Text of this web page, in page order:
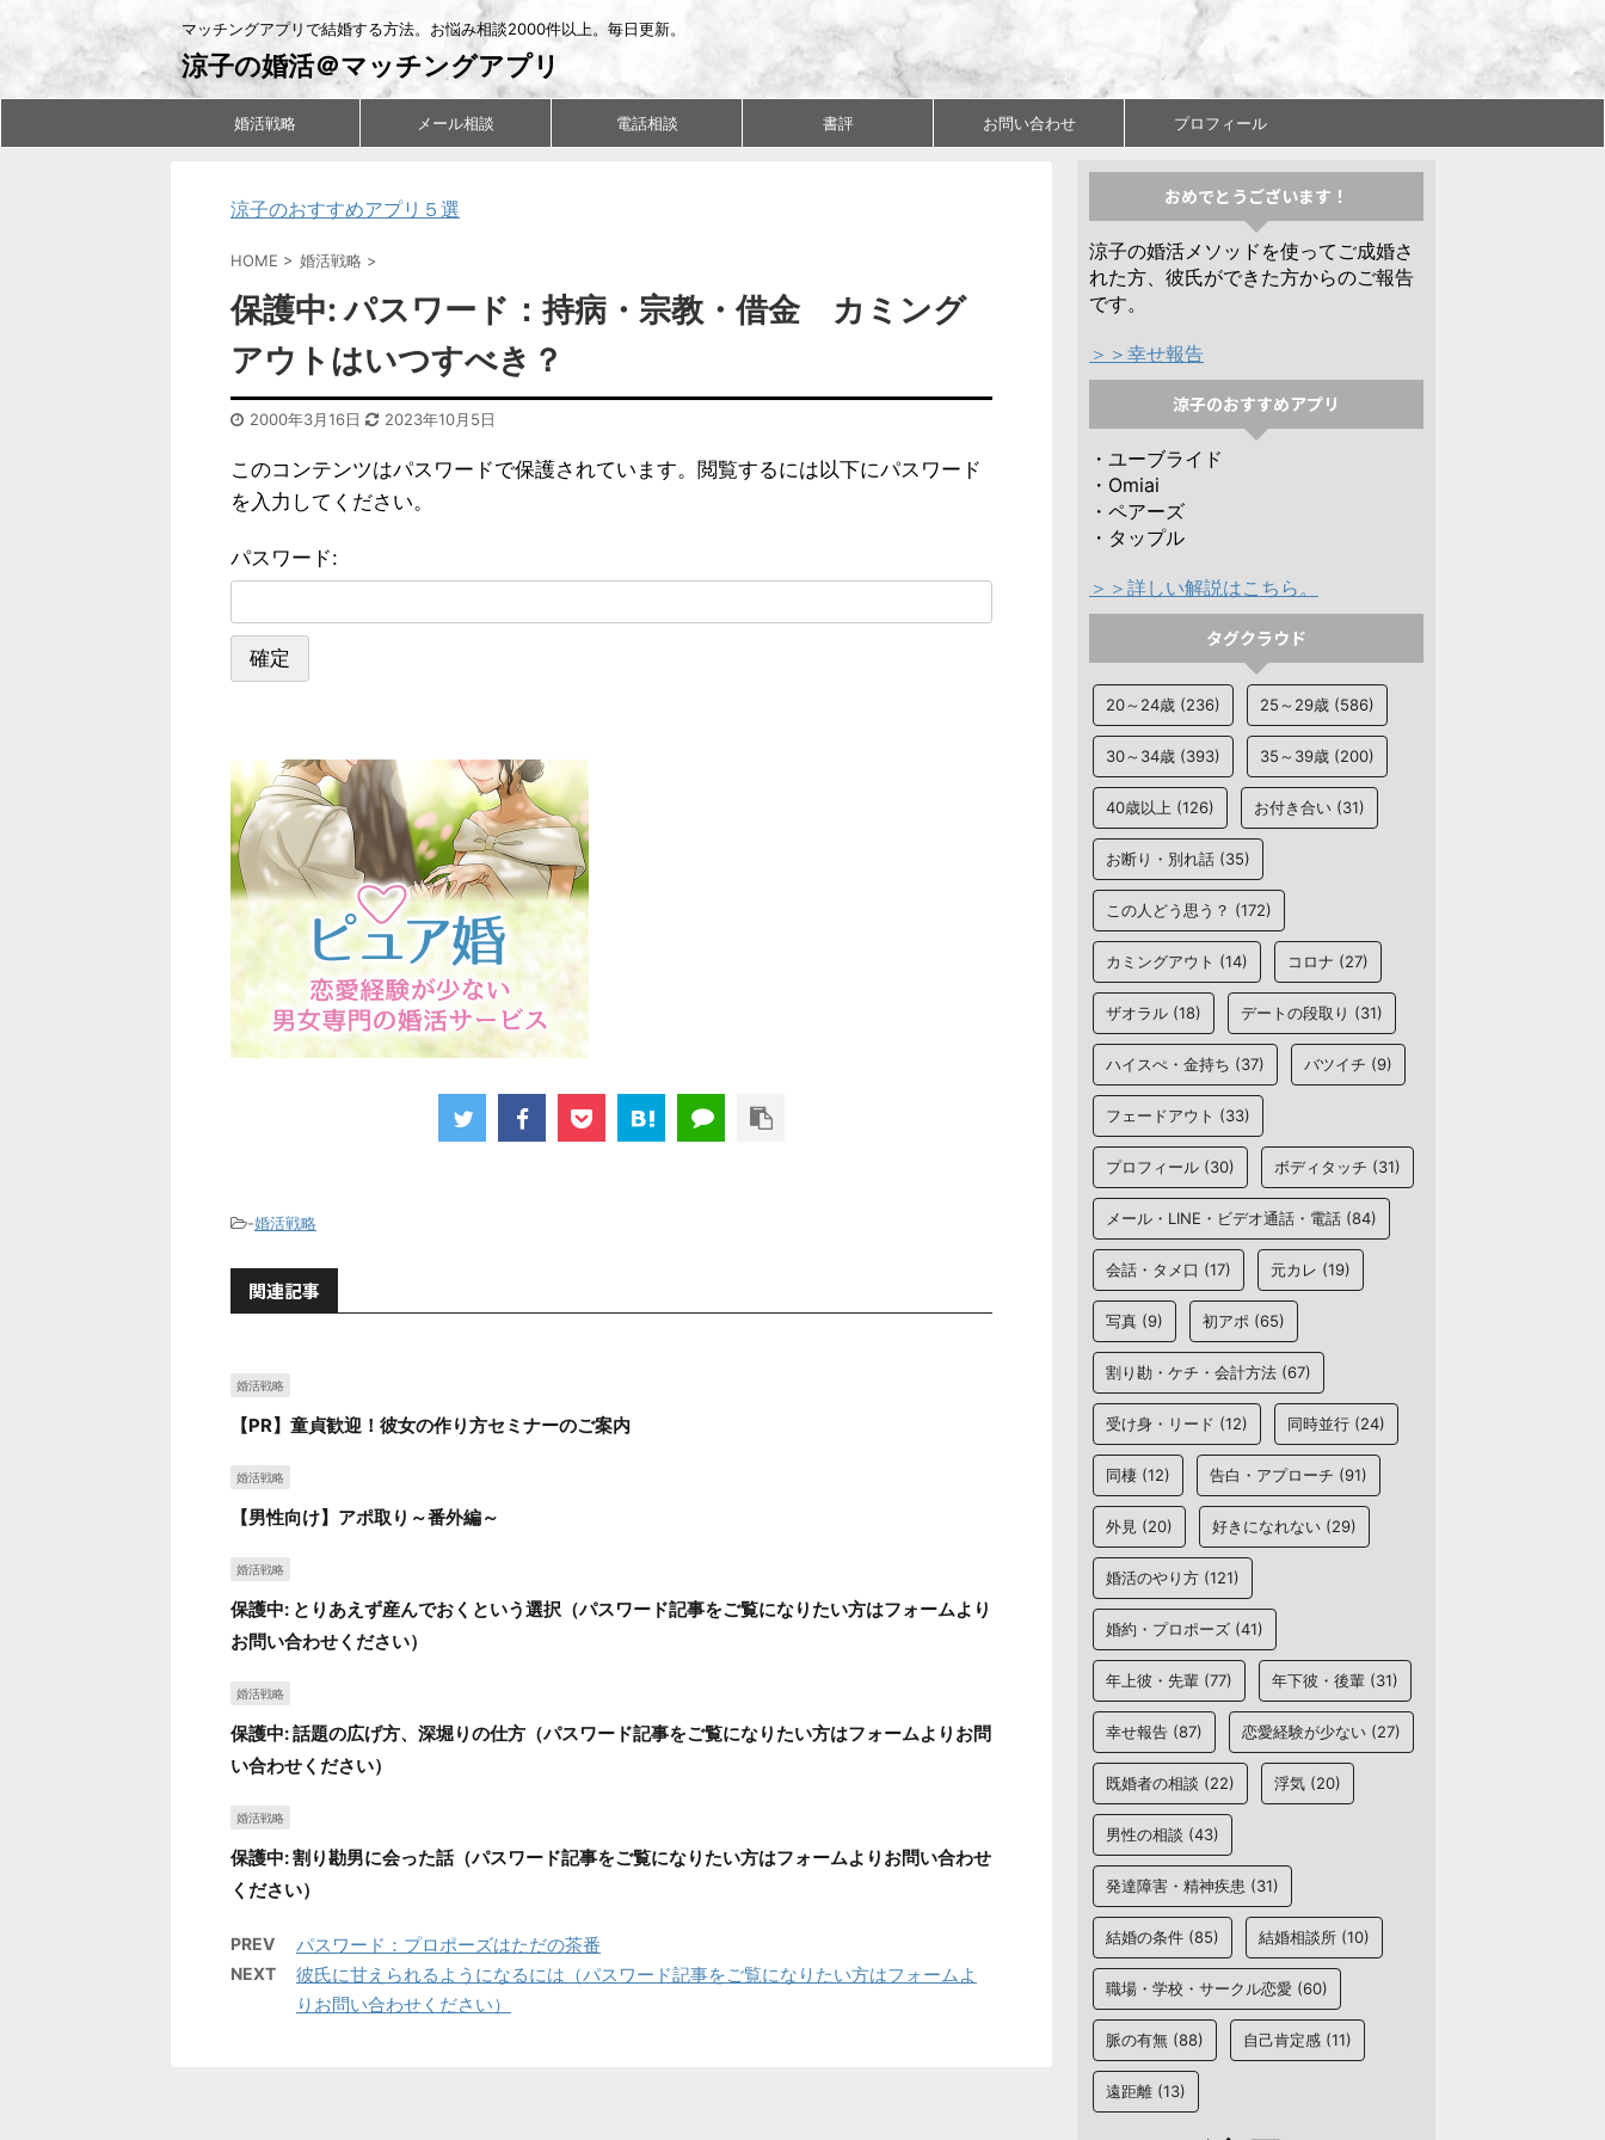
マッチングアプリで結婚する方法。お悩み相談2000件以上。毎日更新。
涼子の婚活＠マッチングアプリ
婚活戦略 メール相談 電話相談 書評 お問い合わせ プロフィール
涼子のおすすめアプリ５選
HOME > 婚活戦略 >
保護中: パスワード：持病・宗教・借金 カミング
アウトはいつすべき？
2000年3月16日 2023年10月5日
このコンテンツはパスワードで保護されています。閲覧するには以下にパスワード
を入力してください。
パスワード:
-婚活戦略
関連記事
婚活戦略
【PR】童貞歓迎！彼女の作り方セミナーのご案内
婚活戦略
【男性向け】アポ取り～番外編～
婚活戦略
保護中: とりあえず産んでおくという選択（パスワード記事をご覧になりたい方はフォームより
お問い合わせください）
婚活戦略
保護中: 話題の広げ方、深堀りの仕方（パスワード記事をご覧になりたい方はフォームよりお問
い合わせください）
婚活戦略
保護中: 割り勘男に会った話（パスワード記事をご覧になりたい方はフォームよりお問い合わせ
ください）
PREV パスワード：プロポーズはただの茶番
NEXT
彼氏に甘えられるようになるには（パスワード記事をご覧になりたい方はフォームよ
りお問い合わせください）
おめでとうございます！
涼子の婚活メソッドを使ってご成婚さ
れた方、彼氏ができた方からのご報告
です。
＞＞幸せ報告
涼子のおすすめアプリ
・ユーブライド
・Omiai
・ペアーズ
・タップル
＞＞詳しい解説はこちら。
タグクラウド
20～24歳 (236) 25～29歳 (586)
30～34歳 (393) 35～39歳 (200)
40歳以上 (126) お付き合い (31)
お断り・別れ話 (35)
この人どう思う？ (172)
カミングアウト (14) コロナ (27)
ザオラル (18) デートの段取り (31)
ハイスぺ・金持ち (37) バツイチ (9)
フェードアウト (33)
プロフィール (30) ボディタッチ (31)
メール・LINE・ビデオ通話・電話 (84)
会話・タメ口 (17) 元カレ (19)
写真 (9) 初アポ (65)
割り勘・ケチ・会計方法 (67)
受け身・リード (12) 同時並行 (24)
同棲 (12) 告白・アプローチ (91)
外見 (20) 好きになれない (29)
婚活のやり方 (121)
婚約・プロポーズ (41)
年上彼・先輩 (77) 年下彼・後輩 (31)
幸せ報告 (87) 恋愛経験が少ない (27)
既婚者の相談 (22) 浮気 (20)
男性の相談 (43)
発達障害・精神疾患 (31)
結婚の条件 (85) 結婚相談所 (10)
職場・学校・サークル恋愛 (60)
脈の有無 (88) 自己肯定感 (11)
遠距離 (13)